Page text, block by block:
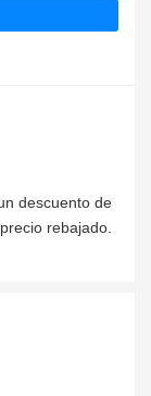
descuento de
rebajado.